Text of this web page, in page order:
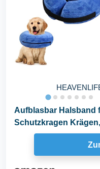
Aufblasbar Halsband
Schutzkragen